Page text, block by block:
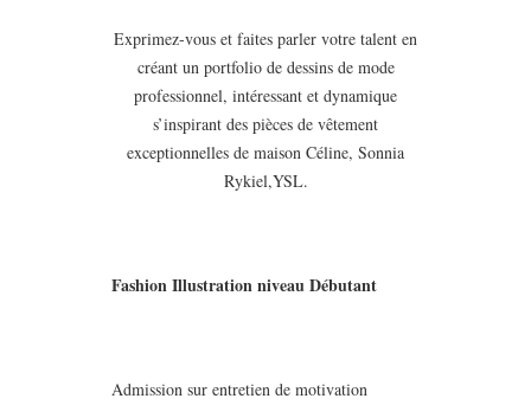
Exprimez-vous et faites parler votre talent en
créant un portfolio de dessins de mode
professionnel, intéressant et dynamique
s’inspirant des pièces de vêtement
exceptionnelles de maison Céline, Sonnia
Rykiel,YSL.
Fashion Illustration niveau Débutant
Admission sur entretien de motivation